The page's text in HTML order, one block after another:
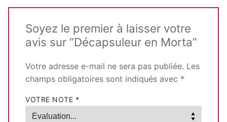
Soyez le premier à laisser votre
avis sur “Décapsuleur en Morta”
Votre adresse e-mail ne sera pas publiée. Les
champs obligatoires sont indiqués avec *
VOTRE NOTE *